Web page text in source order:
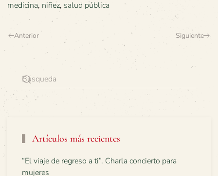
medicina, niñez, salud pública
Anterior Siguiente
Artículos más recientes
“El viaje de regreso a ti”. Charla concierto para
mujeres